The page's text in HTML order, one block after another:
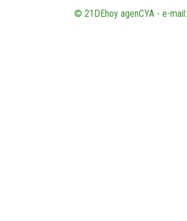
© 21DEhoy agenCYA - e-mail: